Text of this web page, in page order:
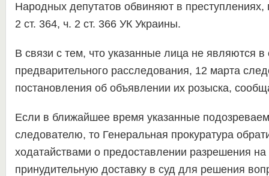
Народных депутатов обвиняют в преступлениях,
2 ст. 364, ч. 2 ст. 366 УК Украины.
В связи с тем, что указанные лица не являются в
предварительного расследования, 12 марта
постановления об объявлении их розыска,
Если в ближайшее время указанные
следователю, то Генеральная прокуратура
ходатайствами о предоставлении разрешения
принудительную доставку в суд для решения